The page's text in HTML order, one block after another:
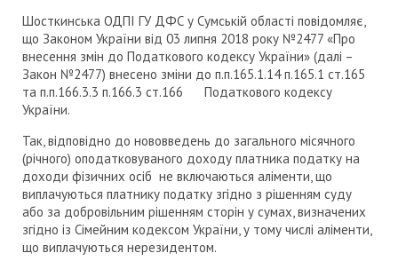
Шосткинська ОДПІ ГУ ДФС у Сумській області повідомляє,
що Законом України від 03 липня 2018 року №2477 «Про
внесення змін до Податкового кодексу України» (далі –
Закон №2477) внесено зміни до п.п.165.1.14 п.165.1 ст.165
та п.п.166.3.3 п.166.3 ст.166 Податкового кодексу
України.
Так, відповідно до нововведень до загального місячного
(річного) оподатковуваного доходу платника податку на
доходи фізичних осіб не включаються аліменти, що
виплачуються платнику податку згідно з рішенням суду
або за добровільним рішенням сторін у сумах, визначених
згідно із Сімейним кодексом України, у тому числі аліменти,
що виплачуються нерезидентом.